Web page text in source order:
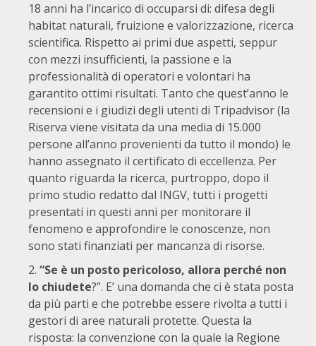
18 anni ha l’incarico di occuparsi di: difesa degli
habitat naturali, fruizione e valorizzazione, ricerca
scientifica. Rispetto ai primi due aspetti, seppur
con mezzi insufficienti, la passione e la
professionalità di operatori e volontari ha
garantito ottimi risultati. Tanto che quest’anno le
recensioni e i giudizi degli utenti di Tripadvisor (la
Riserva viene visitata da una media di 15.000
persone all’anno provenienti da tutto il mondo) le
hanno assegnato il certificato di eccellenza. Per
quanto riguarda la ricerca, purtroppo, dopo il
primo studio redatto dal INGV, tutti i progetti
presentati in questi anni per monitorare il
fenomeno e approfondire le conoscenze, non
sono stati finanziati per mancanza di risorse.
“Se è un posto pericoloso, allora perché non
lo chiudete?”. E’ una domanda che ci è stata posta
da più parti e che potrebbe essere rivolta a tutti i
gestori di aree naturali protette. Questa la
risposta: la convenzione con la quale la Regione